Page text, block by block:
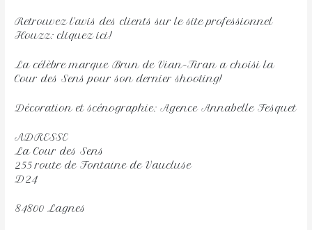
Retrouvez l’avis des clients sur le site professionnel
Houzz: cliquez ici!
La célèbre marque Brun de Vian-Tiran a choisi la
Cour des Sens pour son dernier shooting!
Décoration et scénographie: Agence Annabelle Fesquet
ADRESSE
La Cour des Sens
255 route de Fontaine de Vaucluse
D24
84800 Lagnes